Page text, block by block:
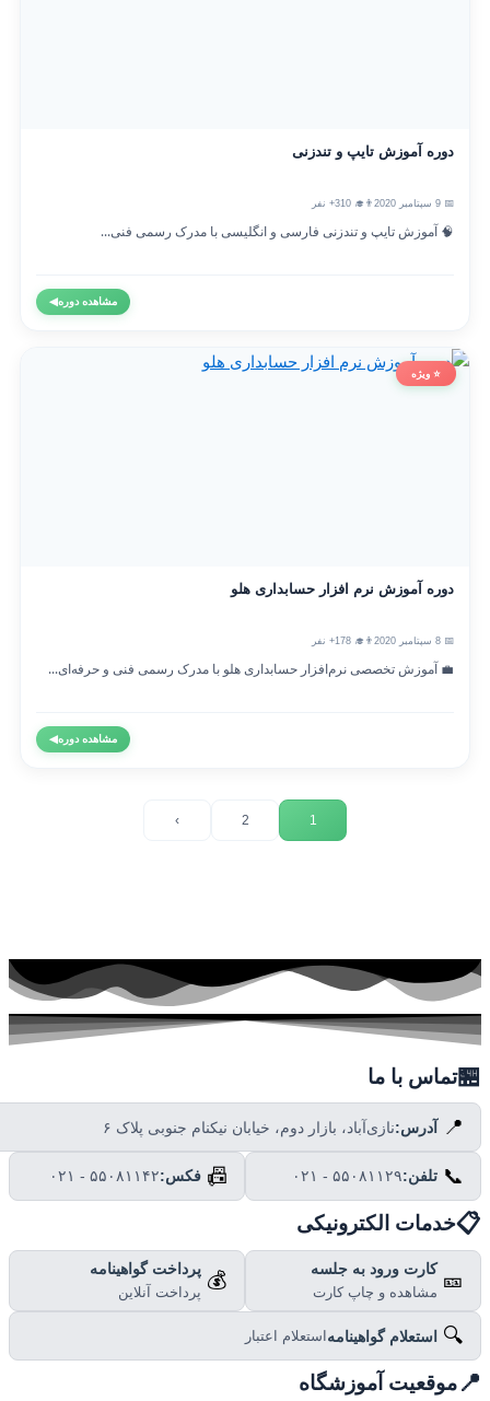
دوره آموزش تایپ و تندزنی
👨‍🎓 310+ نفر
🧠 آموزش تایپ و تندزنی فارسی و انگلیسی با مدرک رسمی فنی...
مشاهده دوره◀
⭐ ویژه
دوره آموزش نرم افزار حسابداری هلو
👨‍🎓 178+ نفر
💼 آموزش تخصصی نرم‌افزار حسابداری هلو با مدرک رسمی فنی و حرفه‌ای...
مشاهده دوره◀
تماس با ما
📍 آدرس:نازی‌آباد، بازار دوم، خیابان نیکنام جنوبی پلاک ۶
📞 تلفن:۰۲۱ - ۵۵۰۸۱۱۲۹ 📠 فکس:۰۲۱ - ۵۵۰۸۱۱۴۲
خدمات الکترونیکی
🎫 کارت ورود به جلسه
مشاهده و چاپ کارت
💰 پرداخت گواهینامه
پرداخت آنلاین
🔍 استعلام گواهینامهاستعلام اعتبار
موقعیت آموزشگاه